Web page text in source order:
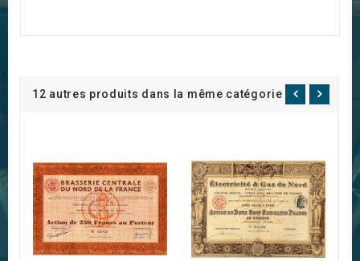
12 autres produits dans la même catégorie :